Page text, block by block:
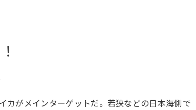
カがメインターゲットだ。若狭などの日本海側で